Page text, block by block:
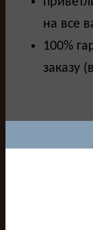
на все
100%
заказу